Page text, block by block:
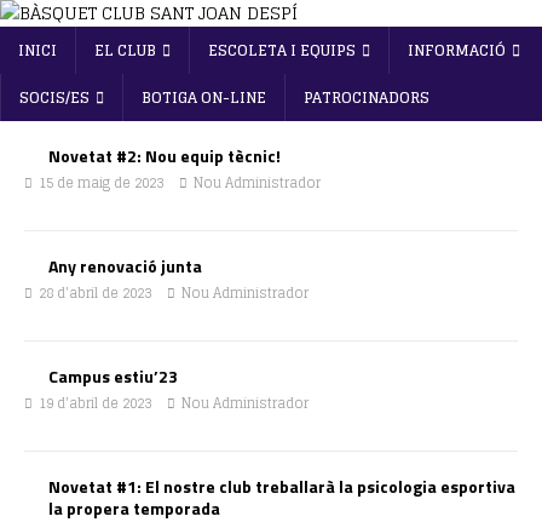
INICI EL CLUB ESCOLETA I EQUIPS
INFORMACIÓ
SOCIS/ES
BOTIGA ON-LINE PATROCINADORS
Novetat #2: Nou equip tècnic!
15 de maig de 2023 Nou Administrador
Any renovació junta
28 d'abril de 2023 Nou Administrador
Campus estiu’23
19 d'abril de 2023 Nou Administrador
Novetat #1: El nostre club treballarà la psicologia esportiva
la propera temporada